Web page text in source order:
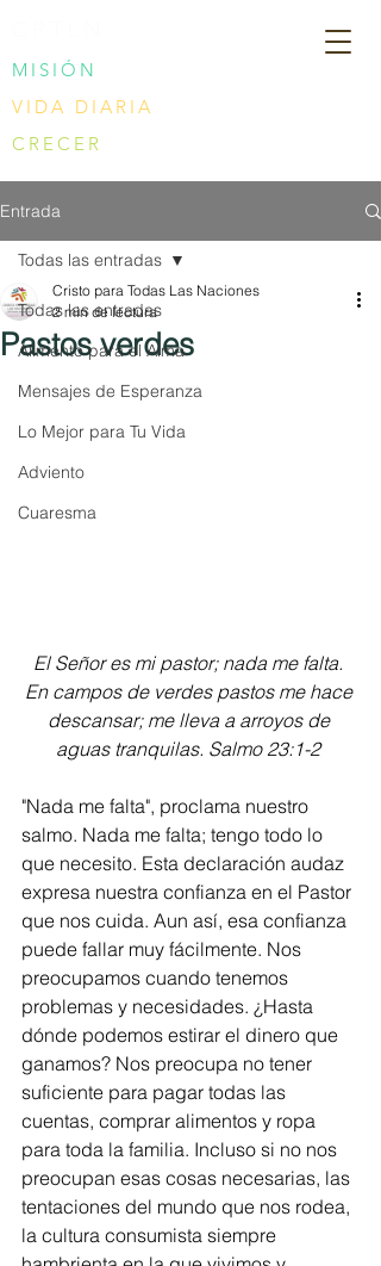
MISIÓN
VIDA DIARIA
CRECER
Entrada
Todas las entradas
Alimento para el Alma
Mensajes de Esperanza
Lo Mejor para Tu Vida
Adviento
Cuaresma
Todas las entradas
Pastos verdes
Cristo para Todas Las Naciones
2 min de lectura
El Señor es mi pastor; nada me falta.
En campos de verdes pastos me hace
descansar; me lleva a arroyos de
aguas tranquilas. Salmo 23:1-2
"Nada me falta", proclama nuestro
salmo. Nada me falta; tengo todo lo
que necesito. Esta declaración audaz
expresa nuestra confianza en el Pastor
que nos cuida. Aun así, esa confianza
puede fallar muy fácilmente. Nos
preocupamos cuando tenemos
problemas y necesidades. ¿Hasta
dónde podemos estirar el dinero que
ganamos? Nos preocupa no tener
suficiente para pagar todas las
cuentas, comprar alimentos y ropa
para toda la familia. Incluso si no nos
preocupan esas cosas necesarias, las
tentaciones del mundo que nos rodea,
la cultura consumista siempre